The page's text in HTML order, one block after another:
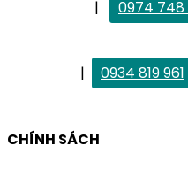
|
0974 748
|
0934 819 961
CHÍNH SÁCH